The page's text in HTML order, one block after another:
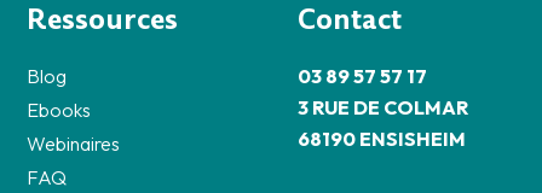
Ressources
Blog
Ebooks
Webinaires
FAQ
Contact
03 89 57 57 17
3 RUE DE COLMAR
68190 ENSISHEIM